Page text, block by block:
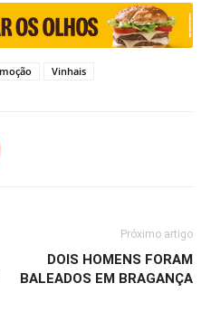
moção Vinhais
Próximo artigo
DOIS HOMENS FORAM
BALEADOS EM BRAGANÇA